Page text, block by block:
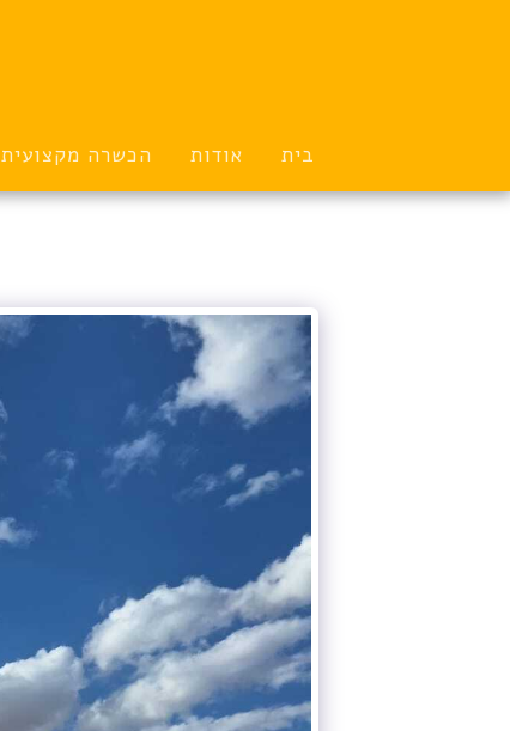
בית אודות הכשרה מקצועית